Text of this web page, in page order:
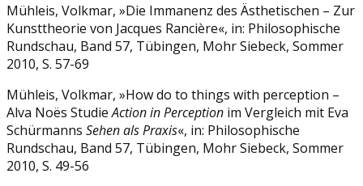
Mühleis, Volkmar, »Die Immanenz des Ästhetischen – Zur
Kunsttheorie von Jacques Rancière«, in: Philosophische
Rundschau, Band 57, Tübingen, Mohr Siebeck, Sommer
2010, S. 57-69
Mühleis, Volkmar, »How do to things with perception –
Alva Noës StudieAction inPerception im Vergleich mit Eva
Schürmanns Sehen als Praxis«, in: Philosophische
Rundschau, Band 57, Tübingen, Mohr Siebeck, Sommer
2010, S. 49-56